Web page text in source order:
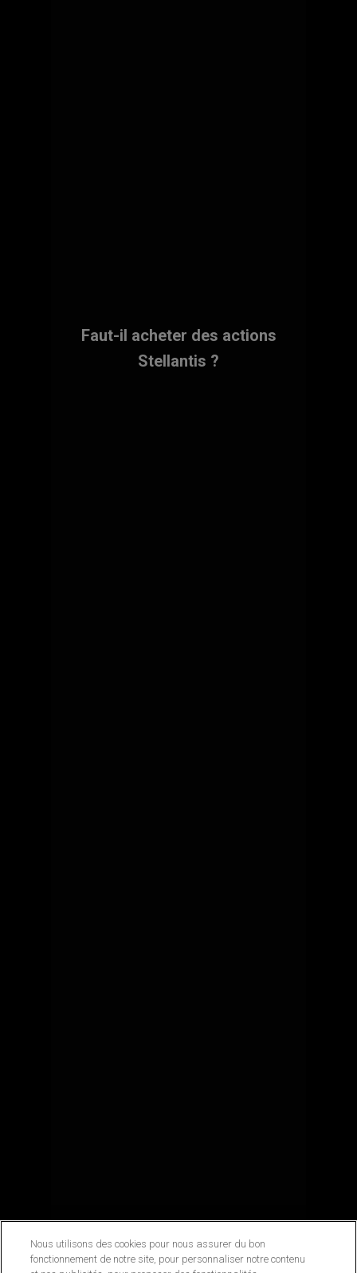
Faut-il acheter des actions
Stellantis ?
Nous utilisons des cookies pour nous assurer du bon
fonctionnement de notre site, pour personnaliser notre contenu